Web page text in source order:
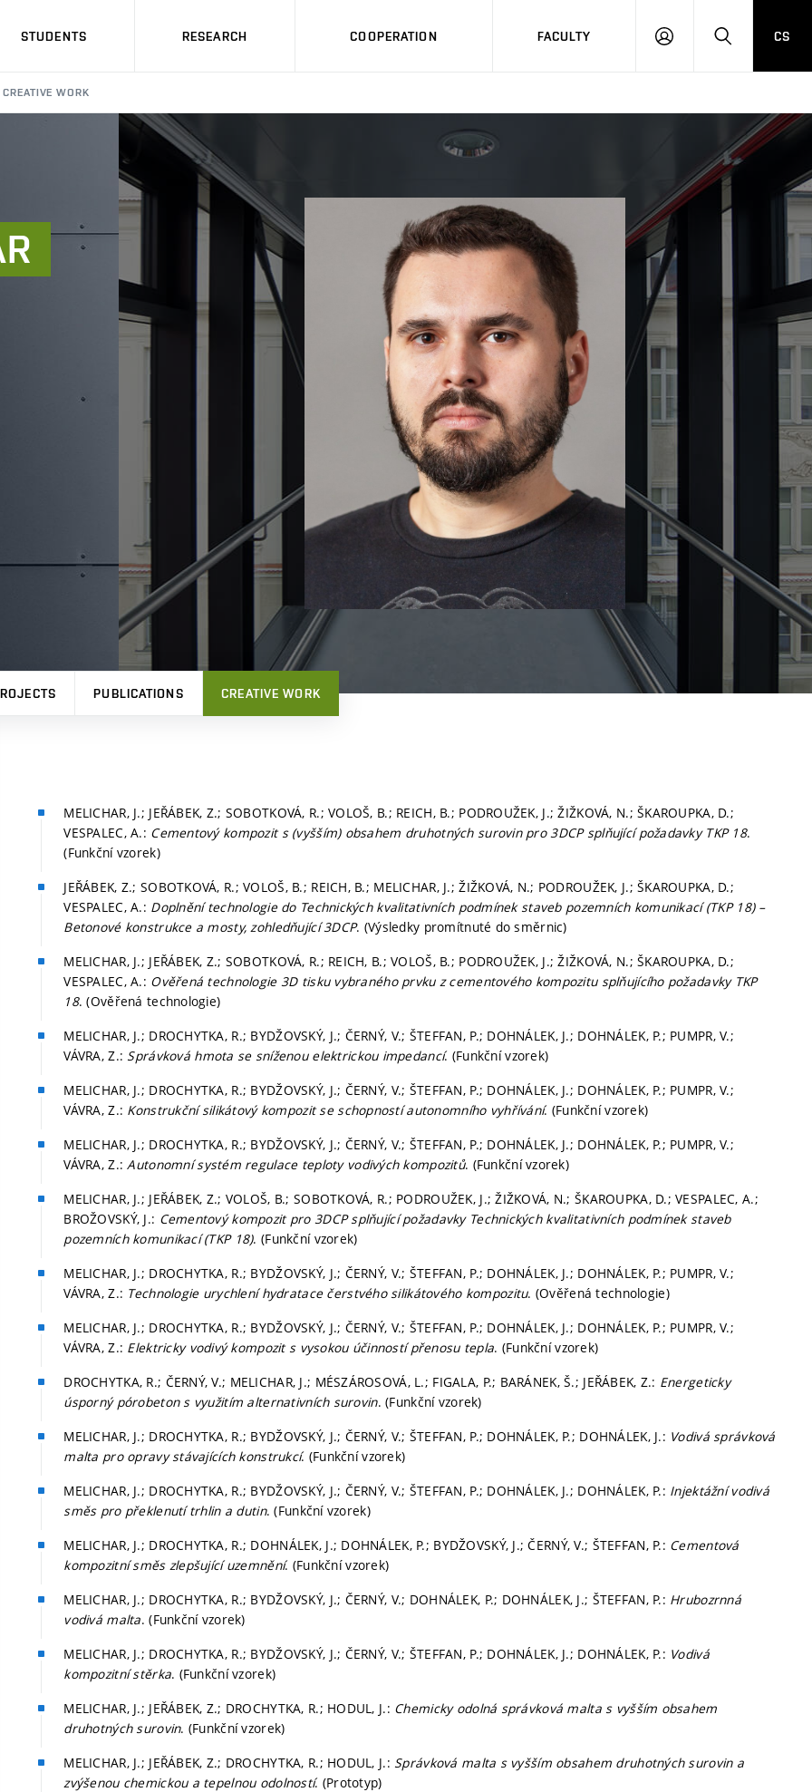
STUDENTS RESEARCH COOPERATION FACULTY
LOG
HLEDAT
CS
CREATIVE WORK
PUBLICATIONS CREATIVE WORK
MELICHAR, J.; JEŘÁBEK, Z.; SOBOTKOVÁ, R.; VOLOŠ, B.; REICH, B.; PODROUŽEK, J.; ŽIŽKOVÁ, N.; ŠKAROUPKA, D.;
VESPALEC, A.: Cementový kompozit s (vyšším) obsahem druhotných surovin pro 3DCP splňující požadavky TKP 18.
(Funkční vzorek)
JEŘÁBEK, Z.; SOBOTKOVÁ, R.; VOLOŠ, B.; REICH, B.; MELICHAR, J.; ŽIŽKOVÁ, N.; PODROUŽEK, J.; ŠKAROUPKA, D.;
VESPALEC, A.: Doplnění technologie do Technických kvalitativních podmínek staveb pozemních komunikací (TKP 18) –
Betonové konstrukce a mosty, zohledňující 3DCP. (Výsledky promítnuté do směrnic)
MELICHAR, J.; JEŘÁBEK, Z.; SOBOTKOVÁ, R.; REICH, B.; VOLOŠ, B.; PODROUŽEK, J.; ŽIŽKOVÁ, N.; ŠKAROUPKA, D.;
VESPALEC, A.: Ověřená technologie 3D tisku vybraného prvku z cementového kompozitu splňujícího požadavky TKP
18. (Ověřená technologie)
MELICHAR, J.; DROCHYTKA, R.; BYDŽOVSKÝ, J.; ČERNÝ, V.; ŠTEFFAN, P.; DOHNÁLEK, J.; DOHNÁLEK, P.; PUMPR, V.;
VÁVRA, Z.: Správková hmota se sníženou elektrickou impedancí. (Funkční vzorek)
MELICHAR, J.; DROCHYTKA, R.; BYDŽOVSKÝ, J.; ČERNÝ, V.; ŠTEFFAN, P.; DOHNÁLEK, J.; DOHNÁLEK, P.; PUMPR, V.;
VÁVRA, Z.: Konstrukční silikátový kompozit se schopností autonomního vyhřívání. (Funkční vzorek)
MELICHAR, J.; DROCHYTKA, R.; BYDŽOVSKÝ, J.; ČERNÝ, V.; ŠTEFFAN, P.; DOHNÁLEK, J.; DOHNÁLEK, P.; PUMPR, V.;
VÁVRA, Z.:Autonomní systém regulace teploty vodivých kompozitů. (Funkční vzorek)
MELICHAR, J.; JEŘÁBEK, Z.; VOLOŠ, B.; SOBOTKOVÁ, R.; PODROUŽEK, J.; ŽIŽKOVÁ, N.; ŠKAROUPKA, D.; VESPALEC, A.;
BROŽOVSKÝ, J.: Cementový kompozit pro 3DCP splňující požadavky Technických kvalitativních podmínek staveb
pozemních komunikací (TKP 18). (Funkční vzorek)
MELICHAR, J.; DROCHYTKA, R.; BYDŽOVSKÝ, J.; ČERNÝ, V.; ŠTEFFAN, P.; DOHNÁLEK, J.; DOHNÁLEK, P.; PUMPR, V.;
VÁVRA, Z.: Technologie urychlení hydratace čerstvého silikátového kompozitu. (Ověřená technologie)
MELICHAR, J.; DROCHYTKA, R.; BYDŽOVSKÝ, J.; ČERNÝ, V.; ŠTEFFAN, P.; DOHNÁLEK, J.; DOHNÁLEK, P.; PUMPR, V.;
VÁVRA, Z.: Elektricky vodivý kompozit s vysokou účinností přenosu tepla. (Funkční vzorek)
DROCHYTKA, R.; ČERNÝ, V.; MELICHAR, J.; MÉSZÁROSOVÁ, L.; FIGALA, P.; BARÁNEK, Š.; JEŘÁBEK, Z.: Energeticky
úsporný pórobeton s využitím alternativních surovin. (Funkční vzorek)
MELICHAR, J.; DROCHYTKA, R.; BYDŽOVSKÝ, J.; ČERNÝ, V.; ŠTEFFAN, P.; DOHNÁLEK, P.; DOHNÁLEK, J.: Vodivá správková
malta pro opravy stávajících konstrukcí. (Funkční vzorek)
MELICHAR, J.; DROCHYTKA, R.; BYDŽOVSKÝ, J.; ČERNÝ, V.; ŠTEFFAN, P.; DOHNÁLEK, J.; DOHNÁLEK, P.: Injektážní vodivá
směs pro překlenutí trhlin a dutin. (Funkční vzorek)
MELICHAR, J.; DROCHYTKA, R.; DOHNÁLEK, J.; DOHNÁLEK, P.; BYDŽOVSKÝ, J.; ČERNÝ, V.; ŠTEFFAN, P.: Cementová
kompozitní směs zlepšující uzemnění. (Funkční vzorek)
MELICHAR, J.; DROCHYTKA, R.; BYDŽOVSKÝ, J.; ČERNÝ, V.; DOHNÁLEK, P.; DOHNÁLEK, J.; ŠTEFFAN, P.: Hrubozrnná
vodivá malta. (Funkční vzorek)
MELICHAR, J.; DROCHYTKA, R.; BYDŽOVSKÝ, J.; ČERNÝ, V.; ŠTEFFAN, P.; DOHNÁLEK, J.; DOHNÁLEK, P.: Vodivá
kompozitní stěrka. (Funkční vzorek)
MELICHAR, J.; JEŘÁBEK, Z.; DROCHYTKA, R.; HODUL, J.: Chemicky odolná správková malta s vyšším obsahem
druhotných surovin. (Funkční vzorek)
MELICHAR, J.; JEŘÁBEK, Z.; DROCHYTKA, R.; HODUL, J.: Správková malta s vyšším obsahem druhotných surovin a
zvýšenou chemickou a tepelnou odolností. (Prototyp)